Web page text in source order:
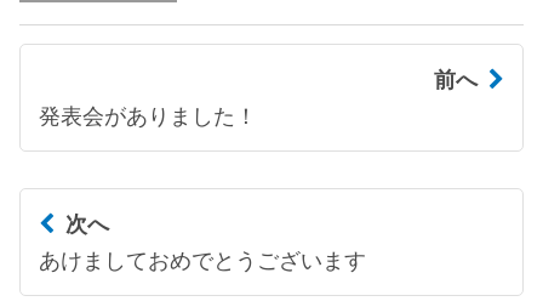
前へ
発表会がありました！
次へ
あけましておめでとうございます